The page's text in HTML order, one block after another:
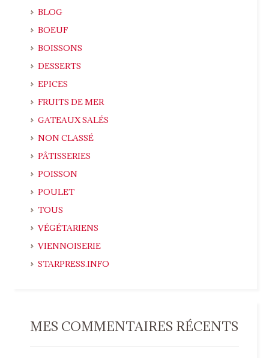
BLOG
BOEUF
BOISSONS
DESSERTS
EPICES
FRUITS DE MER
GATEAUX SALÉS
NON CLASSÉ
PÂTISSERIES
POISSON
POULET
TOUS
VÉGÉTARIENS
VIENNOISERIE
STARPRESS.INFO
MES COMMENTAIRES RÉCENTS